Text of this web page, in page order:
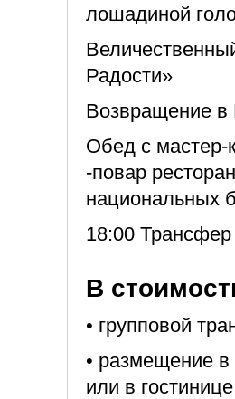
лошадиной
Радости»
Возвращение в
Обед с мастер-
-повар
национальных
18:00
В
• групповой
• размещение в
или в